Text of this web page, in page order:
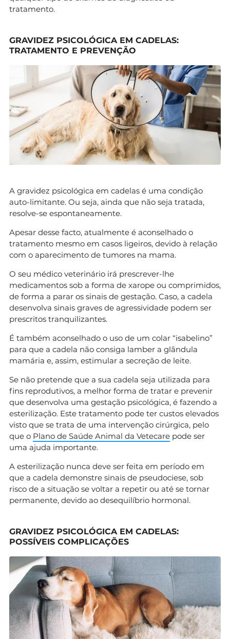
tratamento.
GRAVIDEZ PSICOLÓGICA EM CADELAS:
TRATAMENTO E PREVENÇÃO
A gravidez psicológica em cadelas é uma condição
auto-limitante. Ou seja, ainda que não seja tratada,
resolve-se espontaneamente.
Apesar desse facto, atualmente é aconselhado o
tratamento mesmo em casos ligeiros, devido à relação
com o aparecimento de tumores na mama.
O seu médico veterinário irá prescrever-lhe
medicamentos sob a forma de xarope ou comprimidos,
de forma a parar os sinais de gestação. Caso, a cadela
desenvolva sinais graves de agressividade podem ser
prescritos tranquilizantes.
É também aconselhado o uso de um colar “isabelino”
para que a cadela não consiga lamber a glândula
mamária e, assim, estimular a secreção de leite.
Se não pretende que a sua cadela seja utilizada para
fins reprodutivos, a melhor forma de tratar e prevenir
que desenvolva uma gestação psicológica, é fazendo a
esterilização. Este tratamento pode ter custos elevados
visto que se trata de uma intervenção cirúrgica, pelo
que o Plano de Saúde Animal da Vetecare pode ser
uma ajuda importante.
A esterilização nunca deve ser feita em período em
que a cadela demonstre sinais de pseudociese, sob
risco de a situação se voltar a repetir ou até se tornar
permanente, devido ao desequilíbrio hormonal.
GRAVIDEZ PSICOLÓGICA EM CADELAS:
POSSÍVEIS COMPLICAÇÕES